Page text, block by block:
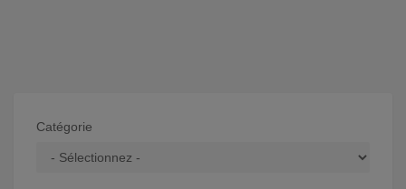
Catégorie